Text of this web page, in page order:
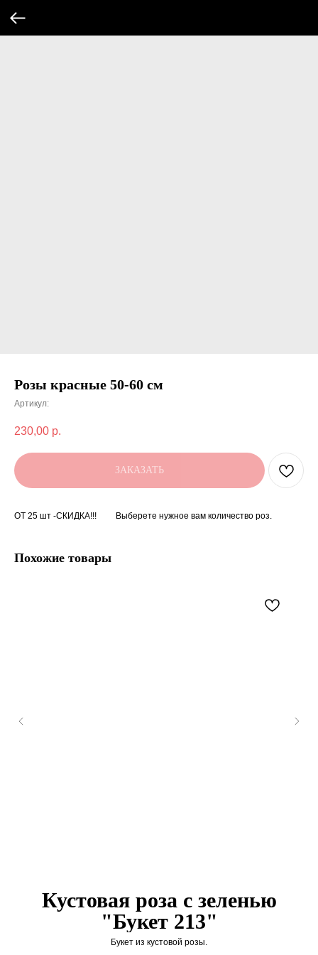
Розы красные 50-60 см
Артикул:
230,00 р.
ЗАКАЗАТЬ
ОТ 25 шт -СКИДКА!!! Выберете нужное вам количество роз.
Похожие товары
Кустовая роза с зеленью
"Букет 213"
Букет из кустовой розы.